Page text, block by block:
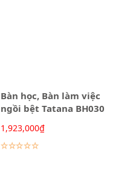
Bàn học, Bàn làm việc
ngồi bệt Tatana BH030
1,923,000₫
Lựa chọn các tùy chọn